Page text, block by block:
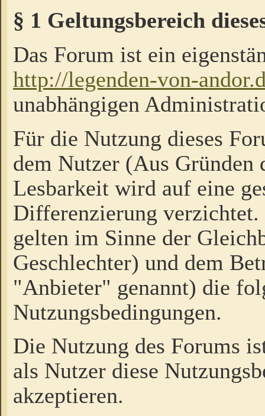
§ 1 Geltungsbereich
Das Forum ist ein
http://legenden-von-
unabhängigen
Für die Nutzung dieses
dem Nutzer (Aus Gründen
Lesbarkeit wird auf eine
Differenzierung
gelten im Sinne der
Geschlechter) und dem
"Anbieter" genannt) die
Nutzungsbedingungen.
Die Nutzung des Forums
als Nutzer diese
akzeptieren.